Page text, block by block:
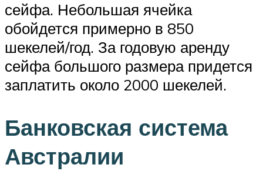
сейфа. Небольшая ячейка
обойдется примерно в 850
шекелей/год. За годовую аренду
сейфа большого размера придется
заплатить около 2000 шекелей.
Банковская система
Австралии